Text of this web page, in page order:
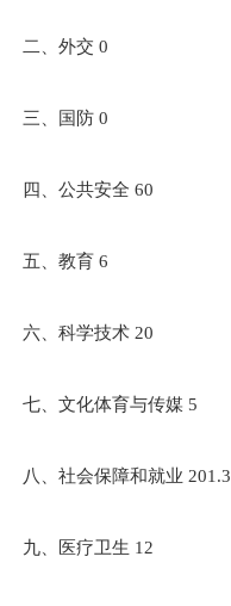
二、外交 0
三、国防 0
四、公共安全 60
五、教育 6
六、科学技术 20
七、文化体育与传媒 5
八、社会保障和就业 201.3
九、医疗卫生 12